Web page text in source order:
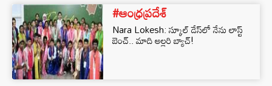
#ఆంధ్రప్రదేశ్
Nara Lokesh: స్కూల్ డేస్‌లో నేను లాస్ట్
బెంచ్.. మాది అల్లరి బ్యాచ్!